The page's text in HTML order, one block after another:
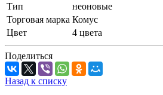
Тип
неоновые
Торговая марка Комус
Цвет
4 цвета
Поделиться
Назад к списку